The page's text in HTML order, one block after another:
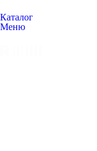
Каталог
Меню